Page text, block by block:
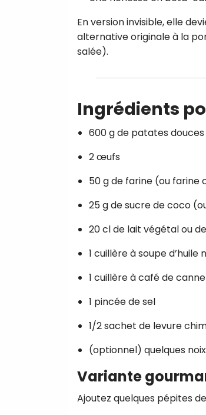
En version invisible, elle
alternative originale à la
salée).
Ingrédients
600 g de patates
2 œufs
50 g de farine (ou farine
25 g de sucre de coco
20 cl de lait végétal ou
1 cuillère à soupe
1 cuillère à café de
1 pincée de sel
1/2 sachet de levure
(optionnel) quelques
Variante
Ajoutez quelques pépites